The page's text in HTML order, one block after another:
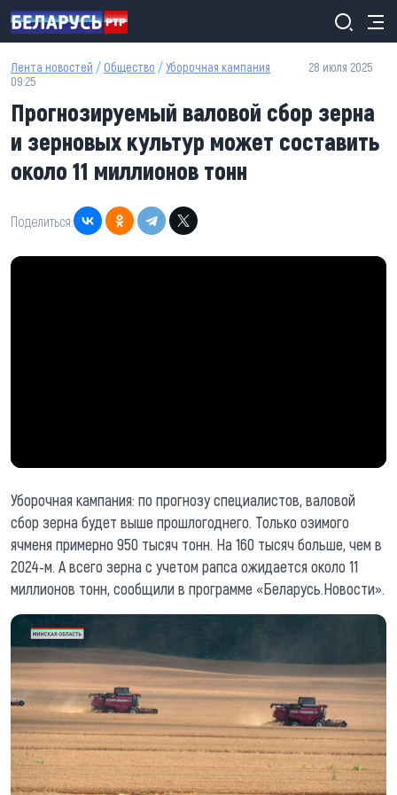
Перейти к основному содержанию
Лента новостей / Общество /Уборочная кампания
28 июля 2025
09:25
Прогнозируемый валовой сбор зерна
и зерновых культур может составить
около 11 миллионов тонн
Поделиться:
Уборочная кампания: по прогнозу специалистов, валовой
сбор зерна будет выше прошлогоднего. Только озимого
ячменя примерно 950 тысяч тонн. На 160 тысяч больше, чем в
2024-м. А всего зерна с учетом рапса ожидается около 11
миллионов тонн, сообщили в программе «Беларусь.Новости».